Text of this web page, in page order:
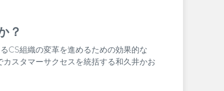
？
CS組織の変革を進めるための効果的な
スタマーサクセスを統括する和久井かお